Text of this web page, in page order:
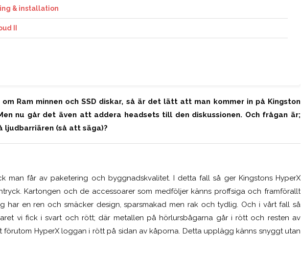
& installation
II
Ram minnen och SSD diskar, så är det lätt att man kommer in på Kingston
nu går det även att addera headsets till den diskussionen. Och frågan är;
ljudbarriären (så att säga)?
man får av paketering och byggnadskvalitet. I detta fall så ger Kingstons HyperX
Kartongen och de accessoarer som medföljer känns proffsiga och framförallt
har en ren och smäcker design, sparsmakad men rak och tydlig. Och i vårt fall så
vi fick i svart och rött; där metallen på hörlursbågarna går i rött och resten av
förutom HyperX loggan i rött på sidan av kåporna. Detta upplägg känns snyggt utan